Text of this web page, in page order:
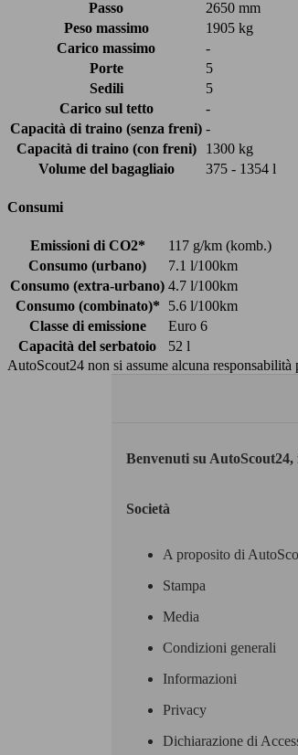
Passo
2650 mm
Peso massimo
1905 kg
Carico massimo
-
Porte
5
Sedili
5
Carico sul tetto
-
Capacità di traino (senza freni) -
Capacità di traino (con freni)
1300 kg
Volume del bagagliaio
375 - 1354 l
Consumi
Emissioni di CO2*
117 g/km (komb.)
Consumo (urbano)
7.1 l/100km
Consumo (extra-urbano) 4.7 l/100km
Consumo (combinato)*
5.6 l/100km
Classe di emissione
Euro 6
Capacità del serbatoio
52 l
AutoScout24 non si assume alcuna responsabilità
Benvenuti su
Società
A proposito di
Stampa
Media
Condizioni generali
Informazioni
Privacy
Dichiarazione di